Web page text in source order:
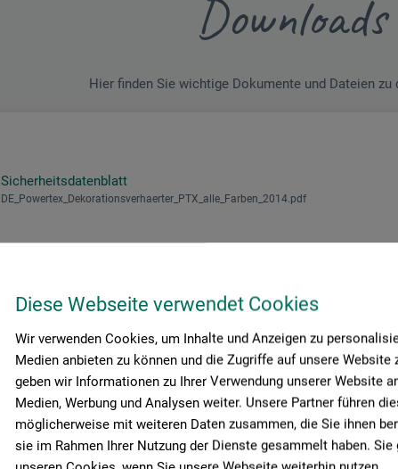
Diese Webseite verwendet Cookies
Wir verwenden Cookies, um Inhalte und Anzeigen zu
Medien anbieten zu können und die Zugriffe auf unsere Website
geben wir Informationen zu Ihrer Verwendung unserer Website
Medien, Werbung und Analysen weiter. Unsere Partner führen
möglicherweise mit weiteren Daten zusammen, die Sie ihnen
sie im Rahmen Ihrer Nutzung der Dienste gesammelt haben. Sie
Downloads
Hier finden Sie wichtige Dokumente und Dateien zu
Sicherheitsdatenblatt
DE_Powertex_Dekorationsverhaerter_PTX_alle_Farben_2014.pdf